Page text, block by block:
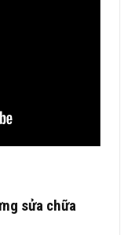
sửa chữa